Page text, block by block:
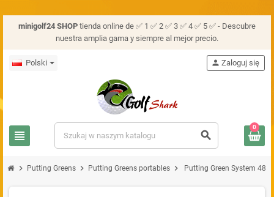
minigolf24 SHOP tienda online de ✅ 1 ✅ 2 ✅ 3 ✅ 4 ✅ 5 ✅ - Descubre
nuestra amplia gama y siempre al mejor precio.
Polski
view_headline search
person Zaloguj się
0
chevron_right Putting Greens chevron_right Putting Greens portables chevron_right Putting Green System 48